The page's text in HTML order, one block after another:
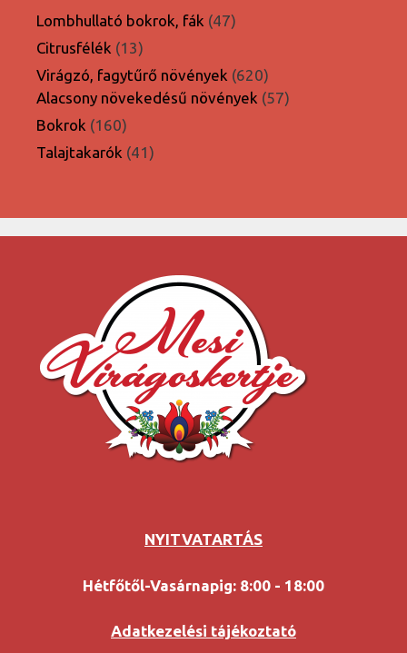
termék
Lombhullató bokrok, fák 4747
Citrusfélék 1313
termék
Virágzó, fagytűrő növények 620620
termék
Alacsony növekedésű növények 5757
Bokrok 160160
termék
Talajtakarók 4141
NYITVATARTÁS
Hétfőtől-Vasárnapig: 8:00 - 18:00
Adatkezelési tájékoztató